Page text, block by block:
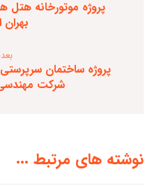
پروژه موتورخانه
بهران
پروژه ساختمان
شرکت مهندسی
نوشته های مرتبط ...